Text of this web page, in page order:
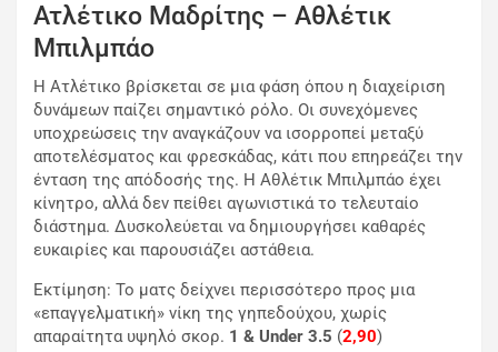
Ατλέτικο Μαδρίτης – Αθλέτικ
Μπιλμπάο
Η Ατλέτικο βρίσκεται σε μια φάση όπου η διαχείριση
δυνάμεων παίζει σημαντικό ρόλο. Οι συνεχόμενες
υποχρεώσεις την αναγκάζουν να ισορροπεί μεταξύ
αποτελέσματος και φρεσκάδας, κάτι που επηρεάζει την
ένταση της απόδοσής της. Η Αθλέτικ Μπιλμπάο έχει
κίνητρο, αλλά δεν πείθει αγωνιστικά το τελευταίο
διάστημα. Δυσκολεύεται να δημιουργήσει καθαρές
ευκαιρίες και παρουσιάζει αστάθεια.
Εκτίμηση: Το ματς δείχνει περισσότερο προς μια
«επαγγελματική» νίκη της γηπεδούχου, χωρίς
απαραίτητα υψηλό σκορ. 1 & Under 3.5 (2,90)